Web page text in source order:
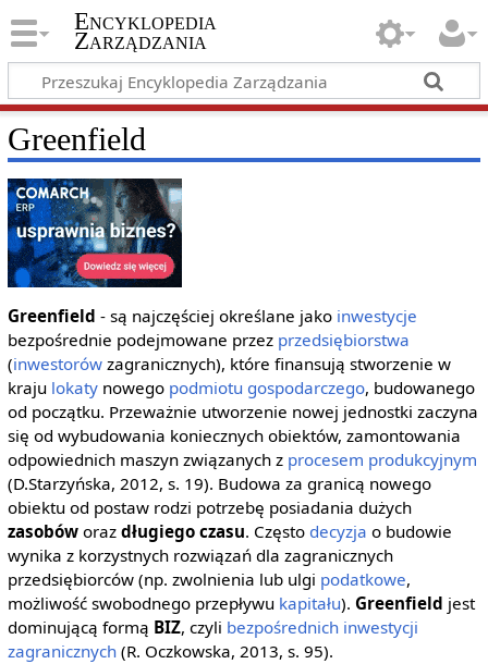
Encyklopedia
Zarządzania
Greenfield
Greenfield - są najczęściej określane jako inwestycje
bezpośrednie podejmowane przez przedsiębiorstwa
(inwestorówzagranicznych), które finansują stworzenie w
kraju lokatynowego podmiotu gospodarczego, budowanego
od początku. Przeważnie utworzenie nowej jednostki zaczyna
się od wybudowania koniecznych obiektów, zamontowania
odpowiednich maszyn związanych z procesem produkcyjnym
(D.Starzyńska, 2012, s. 19). Budowa za granicą nowego
obiektu od postaw rodzi potrzebę posiadania dużych
zasobóworaz długiego czasu. Często decyzja o budowie
wynika z korzystnych rozwiązań dla zagranicznych
przedsiębiorców (np. zwolnienia lub ulgi podatkowe,
możliwość swobodnego przepływu kapitału). Greenfield jest
dominującą formą BIZ, czyli bezpośrednich inwestycji
zagranicznych(R. Oczkowska, 2013, s. 95).